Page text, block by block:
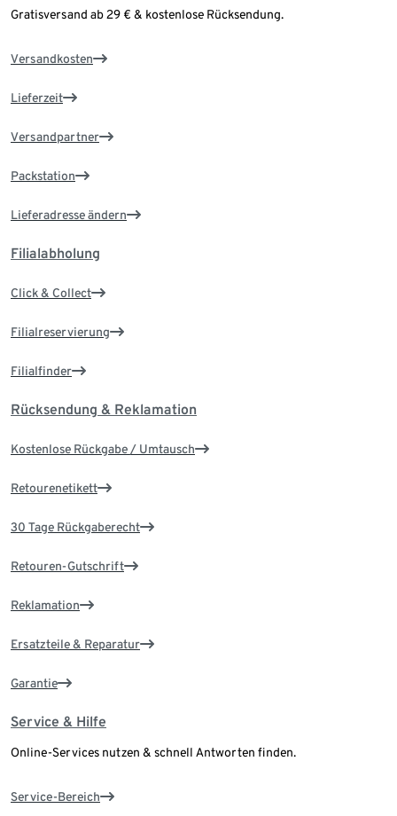
Gratisversand ab 29 € & kostenlose Rücksendung.
Versandkosten
Lieferzeit
Versandpartner
Packstation
Lieferadresse ändern
Filialabholung
Click & Collect
Filialreservierung
Filialfinder
Rücksendung & Reklamation
Kostenlose Rückgabe / Umtausch
Retourenetikett
30 Tage Rückgaberecht
Retouren-Gutschrift
Reklamation
Ersatzteile & Reparatur
Garantie
Service & Hilfe
Online-Services nutzen & schnell Antworten finden.
Service-Bereich